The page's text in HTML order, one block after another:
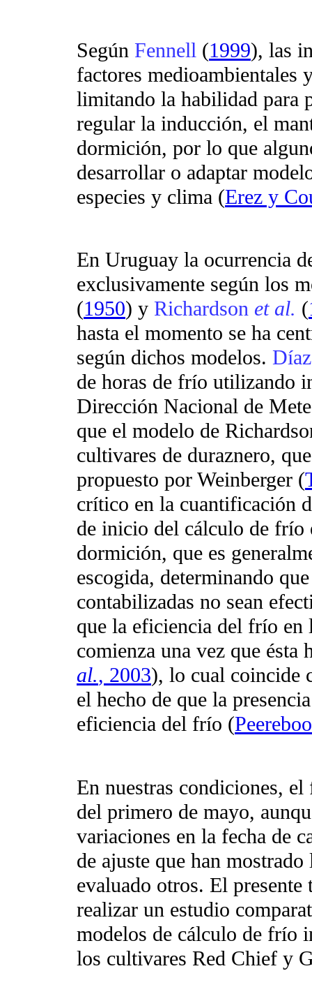
Según Fennell (1999), las
factores medioambientales
limitando la habilidad para
regular la inducción, el
dormición, por lo que
desarrollar o adaptar
especies y clima (Erez y
En Uruguay la ocurrencia
exclusivamente según los
(1950) y Richardson et al. (
hasta el momento se ha
según dichos modelos.
de horas de frío utilizando
Dirección Nacional de
que el modelo de
cultivares de duraznero,
propuesto por Weinberger (
crítico en la cuantificación
de inicio del cálculo de frío
dormición, que es
escogida, determinando
contabilizadas no sean
que la eficiencia del frío
comienza una vez que ésta
al., 2003), lo cual coincide
el hecho de que la
eficiencia del frío (
En nuestras condiciones,
del primero de mayo,
variaciones en la fecha de
de ajuste que han
evaluado otros. El
realizar un estudio
modelos de cálculo de frío
los cultivares Red Chief y